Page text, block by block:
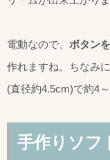
電動なので、 ボタン
作れますね。ちなみ
(直径約4.5cm)で約4
手作りソフ